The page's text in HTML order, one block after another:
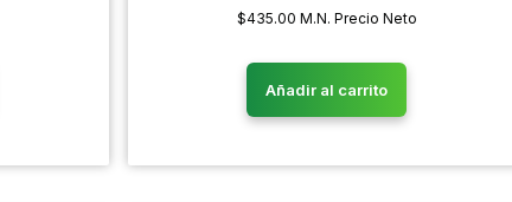
$435.00 M.N. Precio Neto
Añadir al carrito